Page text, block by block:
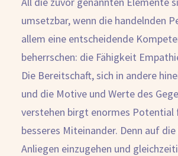
umsetzbar, wenn die handelnden
allem eine entscheidende
beherrschen: die Fähigkeit
Die Bereitschaft, sich in andere
und die Motive und Werte des
verstehen birgt enormes Potential
besseres Miteinander. Denn auf
Anliegen einzugehen und